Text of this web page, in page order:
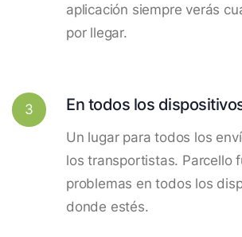
aplicación siempre verás
por llegar.
3 En todos los
Un lugar para todos los
los transportistas. Parcello
problemas en todos los
donde estés.